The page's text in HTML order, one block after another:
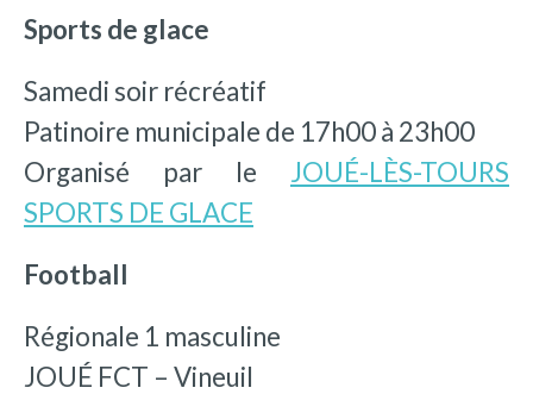
Sports de glace
Samedi soir récréatif
Patinoire municipale de 17h00 à 23h00
Organisé par le JOUÉ-LÈS-TOURS
SPORTS DE GLACE
Football
Régionale 1 masculine
JOUÉ FCT – Vineuil